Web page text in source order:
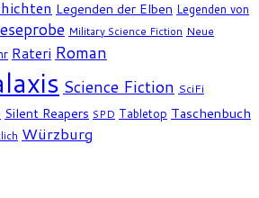
Legenden der Elben Legenden von
Military Science Fiction Neue
Rateri Roman
Science Fiction SciFi
Silent Reapers SPD Tabletop Taschenbuch
Würzburg